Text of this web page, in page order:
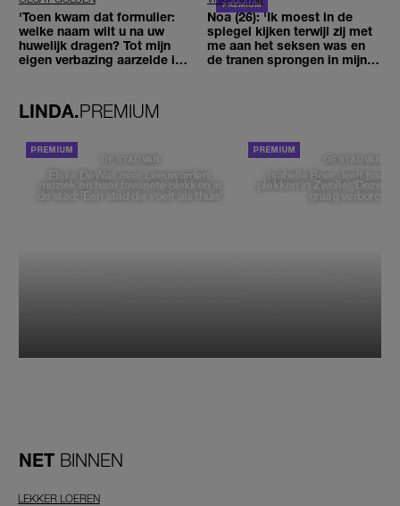
'Toen kwam dat formulier:
welke naam wilt u na uw
huwelijk dragen? Tot mijn
eigen verbazing aarzelde ik
Noa (26): 'Ik moest in de
spiegel kijken terwijl zij met
me aan het seksen was en
de tranen sprongen in mijn
LINDA.PREMIUM
DE STAD VAN
Elske DeWall over Leeuwarden,
muziek en haar favoriete plekken in
de stad: 'Een stad die voelt als thuis'
DE STAD VAN
Isabelle Boer deelt haar
plekken in Zwolle: 'Deze
graag verborgen'
NET BINNEN
LEKKER LOEREN